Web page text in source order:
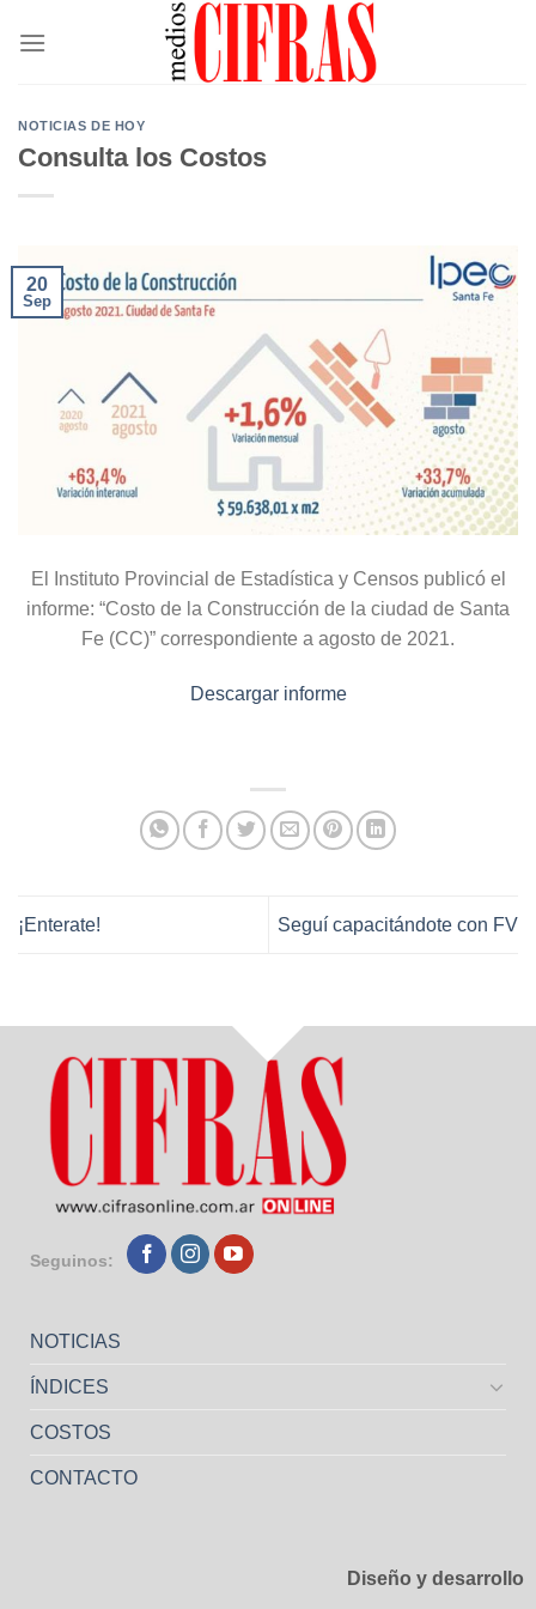
NOTICIAS DE HOY
Consulta los Costos
20
Sep
El Instituto Provincial de Estadística y Censos publicó el
informe: “Costo de la Construcción de la ciudad de Santa
Fe (CC)” correspondiente a agosto de 2021.
Descargar informe
¡Enterate! Seguí capacitándote con FV
Seguinos:
NOTICIAS
ÍNDICES
COSTOS
CONTACTO
Diseño y desarrollo